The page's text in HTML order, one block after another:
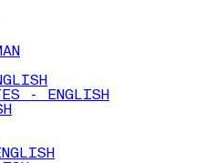
- ENGLISH